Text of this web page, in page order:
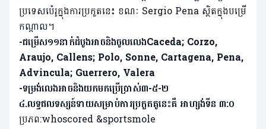
ប្រទេសប៉េរូក្នុងការប្រកួតនេះ ខណៈ Sergio Pena ស្ថិតក្នុងបម្រើ
កណ្តាល។
-ជម្រើស១១នាក់ដំបូងអាចនិងចូលលេងCaceda; Corzo,
Araujo, Callens; Polo, Sonne, Cartagena, Pena,
Advincula; Guerrero, Valera
-ទម្រង់លេងអាចនិងយកមកប្រើប្រាស់៣-៥-២
៤.លទ្ធផលទស្សន៍ទាយសម្រាប់ការប្រកួតគូនេះគឺ អាហ្សង់ទីន ៣:០
ប្រភព:whoscored &sportsmole